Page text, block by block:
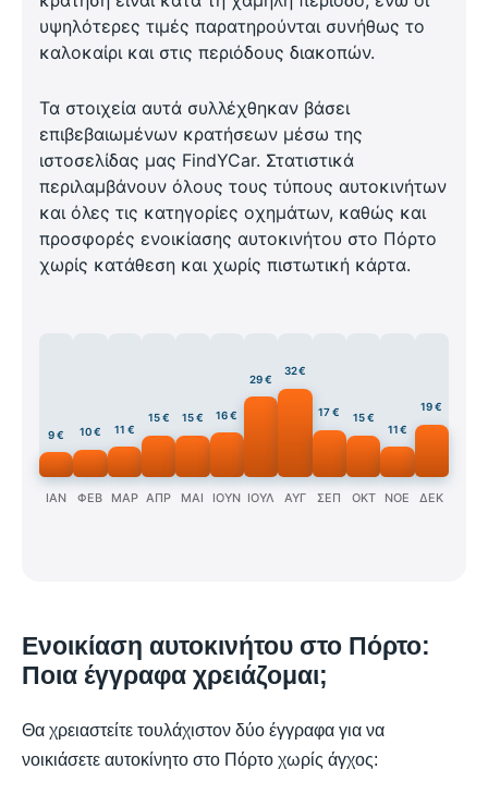
υψηλότερες τιμές παρατηρούνται συνήθως το
καλοκαίρι και στις περιόδους διακοπών.
Τα στοιχεία αυτά συλλέχθηκαν βάσει
επιβεβαιωμένων κρατήσεων μέσω της
ιστοσελίδας μας FindYCar. Στατιστικά
περιλαμβάνουν όλους τους τύπους αυτοκινήτων
και όλες τις κατηγορίες οχημάτων, καθώς και
προσφορές ενοικίασης αυτοκινήτου στο Πόρτο
χωρίς κατάθεση και χωρίς πιστωτική κάρτα.
9 €
ΙΑΝ
10 €
ΦΕΒ
11 €
ΜΑΡ
15 €
ΑΠΡ
15 €
ΜΑΙ
16 €
ΙΟΥΝ
29 €
ΙΟΥΛ
32 €
ΑΥΓ
17 €
ΣΕΠ
15 €
ΟΚΤ
11 €
ΝΟΕ
19 €
ΔΕΚ
Ενοικίαση αυτοκινήτου στο Πόρτο:
Ποια έγγραφα χρειάζομαι;
Θα χρειαστείτε τουλάχιστον δύο έγγραφα για να
νοικιάσετε αυτοκίνητο στο Πόρτο χωρίς άγχος: